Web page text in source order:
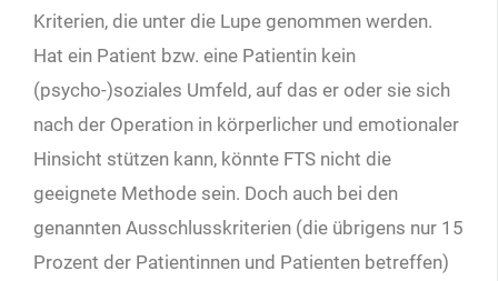
Kriterien, die unter die Lupe genommen werden.
Hat ein Patient bzw. eine Patientin kein
(psycho-)soziales Umfeld, auf das er oder sie sich
nach der Operation in körperlicher und emotionaler
Hinsicht stützen kann, könnte FTS nicht die
geeignete Methode sein. Doch auch bei den
genannten Ausschlusskriterien (die übrigens nur 15
Prozent der Patientinnen und Patienten betreffen)